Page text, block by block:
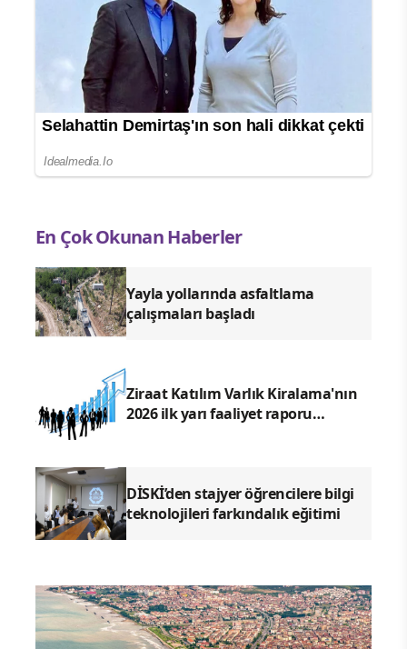
En Çok Okunan Haberler
Yayla yollarında asfaltlama
çalışmaları başladı
Ziraat Katılım Varlık Kiralama'nın
2026 ilk yarı faaliyet raporu
DİSKİ’den stajyer öğrencilere bilgi
teknolojileri farkındalık eğitimi